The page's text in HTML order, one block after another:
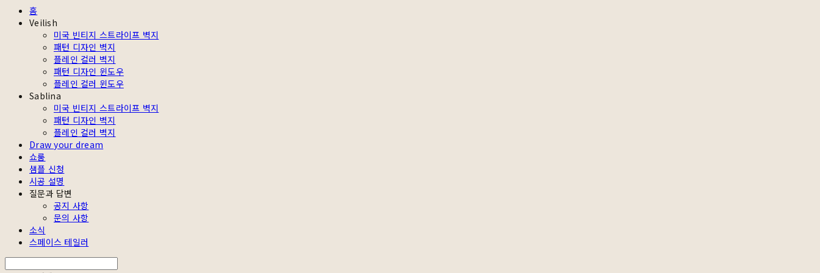
홈
Veilish
미국 빈티지 스트라이프 벽지
패턴 디자인 벽지
플레인 컬러 벽지
패턴 디자인 윈도우
플레인 컬러 윈도우
Sablina
미국 빈티지 스트라이프 벽지
패턴 디자인 벽지
플레인 컬러 벽지
Draw your dream
쇼룸
샘플 신청
시공 설명
질문과 답변
공지 사항
문의 사항
소식
스페이스 테일러